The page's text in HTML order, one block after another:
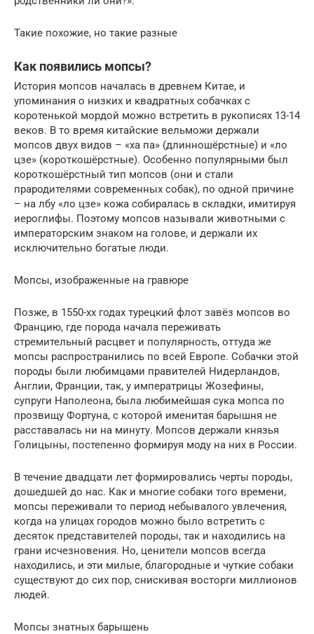
Такие похожие, но такие разные
Как появились мопсы?
История мопсов началась в древнем Китае, и
упоминания о низких и квадратных собачках с
коротенькой мордой можно встретить в рукописях 13-14
веков. В то время китайские вельможи держали
мопсов двух видов – «ха па» (длинношёрстные) и «ло
цзе» (короткошёрстные). Особенно популярными был
короткошёрстный тип мопсов (они и стали
прародителями современных собак), по одной причине
– на лбу «ло цзе» кожа собиралась в складки, имитируя
иероглифы. Поэтому мопсов называли животными с
императорским знаком на голове, и держали их
исключительно богатые люди.
Мопсы, изображенные на гравюре
Позже, в 1550-хх годах турецкий флот завёз мопсов во
Францию, где порода начала переживать
стремительный расцвет и популярность, оттуда же
мопсы распространились по всей Европе. Собачки этой
породы были любимцами правителей Нидерландов,
Англии, Франции, так, у императрицы Жозефины,
супруги Наполеона, была любимейшая сука мопса по
прозвищу Фортуна, с которой именитая барышня не
расставалась ни на минуту. Мопсов держали князья
Голицыны, постепенно формируя моду на них в России.
В течение двадцати лет формировались черты породы,
дошедшей до нас. Как и многие собаки того времени,
мопсы переживали то период небывалого увлечения,
когда на улицах городов можно было встретить с
десяток представителей породы, так и находились на
грани исчезновения. Но, ценители мопсов всегда
находились, и эти милые, благородные и чуткие собаки
существуют до сих пор, снискивая восторги миллионов
людей.
Мопсы знатных барышень